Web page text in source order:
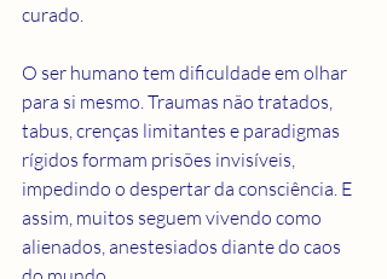
curado.
O ser humano tem dificuldade em olhar
para si mesmo. Traumas não tratados,
tabus, crenças limitantes e paradigmas
rígidos formam prisões invisíveis,
impedindo o despertar da consciência. E
assim, muitos seguem vivendo como
alienados, anestesiados diante do caos